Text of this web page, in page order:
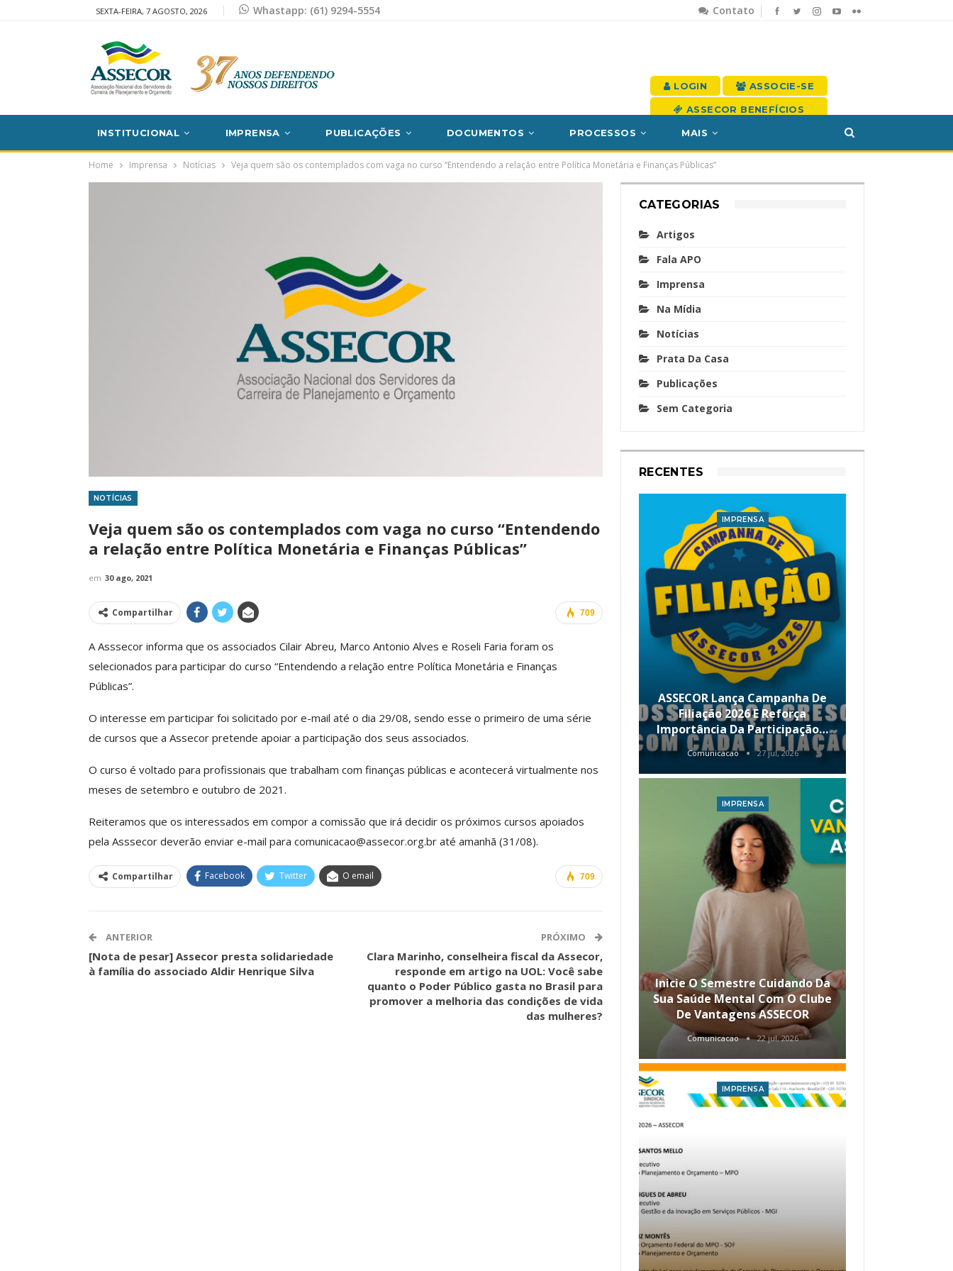
Contato
SEXTA-FEIRA, 7 AGOSTO, 2026 Whastapp: (61) 9294-5554
LOGIN ASSOCIE-SE
ASSECOR BENEFÍCIOS
INSTITUCIONAL IMPRENSA PUBLICAÇÕES DOCUMENTOS PROCESSOS MAIS
Home Imprensa Notícias Veja quem são os contemplados com vaga no curso “Entendendo a relação entre Política Monetária e Finanças Públicas”
NOTÍCIAS
Veja quem são os contemplados com vaga no curso “Entendendo
a relação entre Política Monetária e Finanças Públicas”
em 30 ago, 2021
709
Compartilhar
A Asssecor informa que os associados Cilair Abreu, Marco Antonio Alves e Roseli Faria foram os
selecionados para participar do curso “Entendendo a relação entre Política Monetária e Finanças
Públicas”.
O interesse em participar foi solicitado por e-mail até o dia 29/08, sendo esse o primeiro de uma série
de cursos que a Assecor pretende apoiar a participação dos seus associados.
O curso é voltado para profissionais que trabalham com finanças públicas e acontecerá virtualmente nos
meses de setembro e outubro de 2021.
Reiteramos que os interessados em compor a comissão que irá decidir os próximos cursos apoiados
pela Asssecor deverão enviar e-mail para comunicacao@assecor.org.br até amanhã (31/08).
709
Compartilhar Facebook Twitter O email
ANTERIOR
[Nota de pesar] Assecor presta solidariedade
à família do associado Aldir Henrique Silva
PRÓXIMO
Clara Marinho, conselheira fiscal da Assecor,
responde em artigo na UOL: Você sabe
quanto o Poder Público gasta no Brasil para
promover a melhoria das condições de vida
das mulheres?
CATEGORIAS
Artigos
Fala APO
Imprensa
Na Mídia
Notícias
Prata Da Casa
Publicações
Sem Categoria
RECENTES
Reúne Dezenas De Escolas De
Idiomas Com Condições…
ASSECOR Acompanha Reunião
Da Mesa Nacional De
Participa De Debate Sobre A
Unificação Das Carreiras Do…
Categoria Unida Em Torno Dos
Valores Fundantes Da Ação
Sindical
IMPRENSA
ASSECOR Lança Campanha De
Filiação 2026 E Reforça
Importância Da Participação…
Comunicacao 27 jul, 2026
IMPRENSA
Inicie O Semestre Cuidando Da
Sua Saúde Mental Com O Clube
De Vantagens ASSECOR
Comunicacao 22 jul, 2026
IMPRENSA